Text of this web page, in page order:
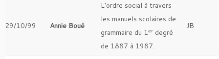
29/10/99 Annie Boué
L’ordre social à travers
les manuels scolaires de
grammaire du 1er degré
de 1887 à 1987.
JB